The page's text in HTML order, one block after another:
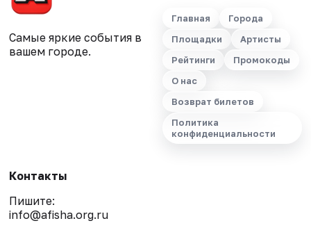
Самые яркие события в
вашем городе.
Главная
Города
Площадки
Артисты
Рейтинги
Промокоды
О нас
Возврат билетов
Политика
конфиденциальности
Контакты
Пишите:
info@afisha.org.ru